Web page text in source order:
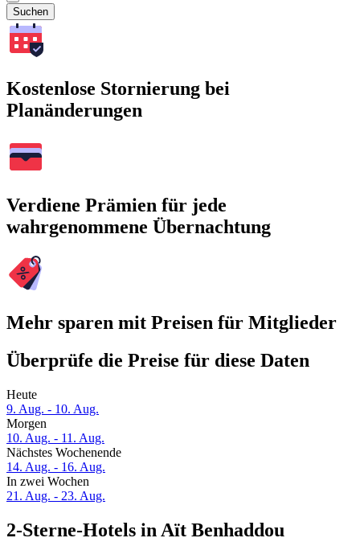
Suchen
Kostenlose Stornierung bei
Planänderungen
Verdiene Prämien für jede
wahrgenommene Übernachtung
Mehr sparen mit Preisen für Mitglieder
Überprüfe die Preise für diese Daten
Heute
9. Aug. - 10. Aug.
Morgen
10. Aug. - 11. Aug.
Nächstes Wochenende
14. Aug. - 16. Aug.
In zwei Wochen
21. Aug. - 23. Aug.
2-Sterne-Hotels in Aït Benhaddou